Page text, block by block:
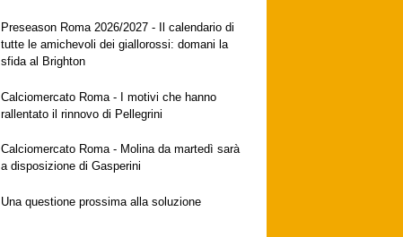
Preseason Roma 2026/2027 - Il calendario di
tutte le amichevoli dei giallorossi: domani la
sfida al Brighton
Calciomercato Roma - I motivi che hanno
rallentato il rinnovo di Pellegrini
Calciomercato Roma - Molina da martedì sarà
a disposizione di Gasperini
Una questione prossima alla soluzione